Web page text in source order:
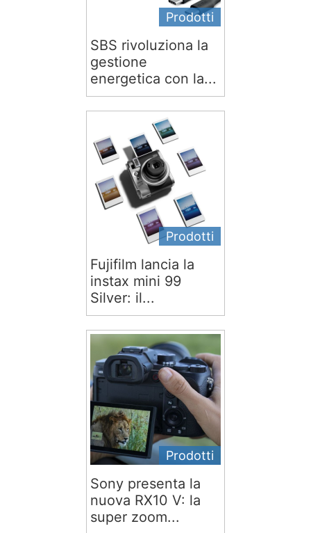
Prodotti
SBS rivoluziona la
gestione
energetica con la...
Prodotti
Fujifilm lancia la
instax mini 99
Silver: il...
Prodotti
Sony presenta la
nuova RX10 V: la
super zoom...